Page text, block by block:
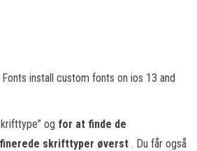
og for at finde de
skrifttyper øverst . Du får også